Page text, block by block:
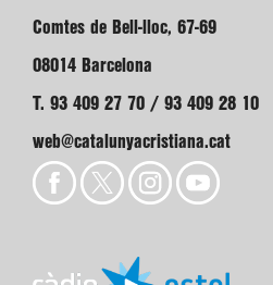
Comtes de Bell-lloc, 67-69
08014 Barcelona
T. 93 409 27 70 / 93 409 28 10
web@catalunyacristiana.cat